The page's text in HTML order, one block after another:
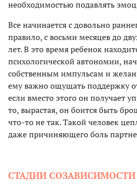
необходимостью подавлять
Все начинается с довольно
правило, с восьми месяцев до
лет. В это время ребенок
психологической автономии,
собственным импульсам и
ему важно ощущать поддержку
если вместо этого он получает
то, вырастая, он боится быть
что-то не так. Такой человек
даже причиняющего боль
СТАДИИ СОЗАВИСИМОСТИ